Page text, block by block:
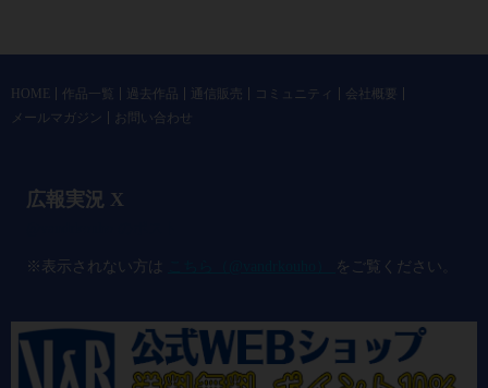
HOME 作品一覧 過去作品 通信販売 コミュニティ
会社概要
メールマガジン
お問い合わせ
広報実況 X
※表示されない方は をご覧ください。